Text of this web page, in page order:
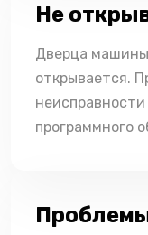
Не
Дверца
открывается.
программного